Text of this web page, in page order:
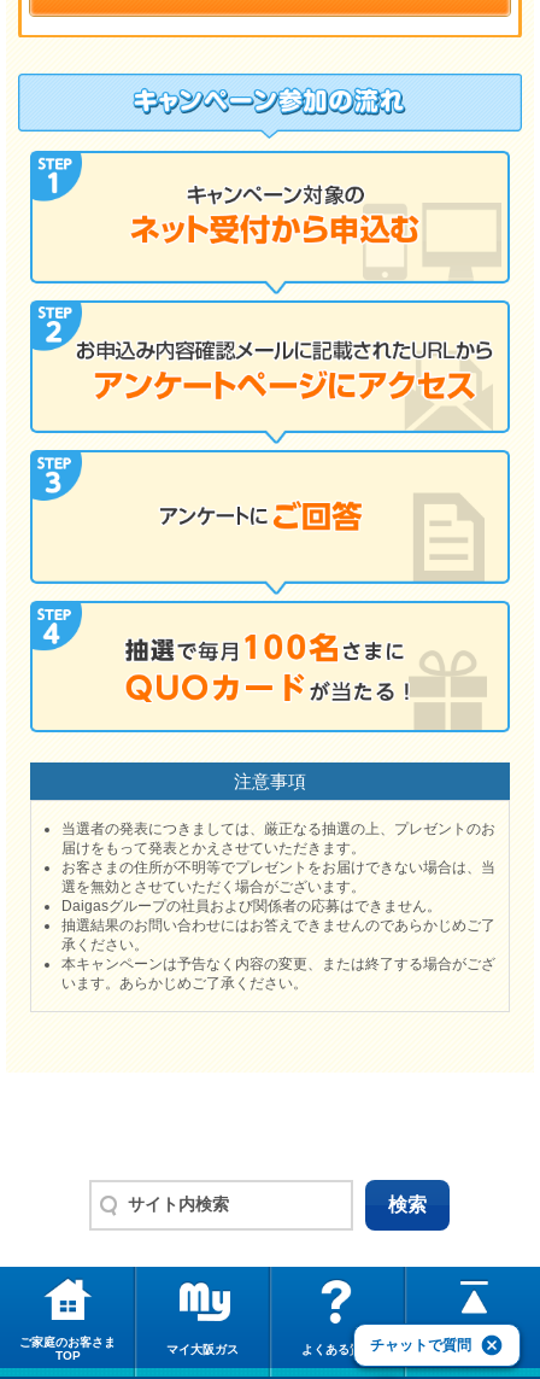
注意事項
当選者の発表につきましては、厳正なる抽選の上、プレゼントのお
届けをもって発表とかえさせていただきます。
お客さまの住所が不明等でプレゼントをお届けできない場合は、当
選を無効とさせていただく場合がございます。
Daigasグループの社員および関係者の応募はできません。
抽選結果のお問い合わせにはお答えできませんのであらかじめご了
承ください。
本キャンペーンは予告なく内容の変更、または終了する場合がござ
います。あらかじめご了承ください。
ご家庭のお客さま
TOP
マイ大阪ガス よくある質問
このページの
先頭に戻る
チャットで質問